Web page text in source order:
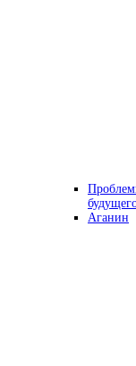
Аганин